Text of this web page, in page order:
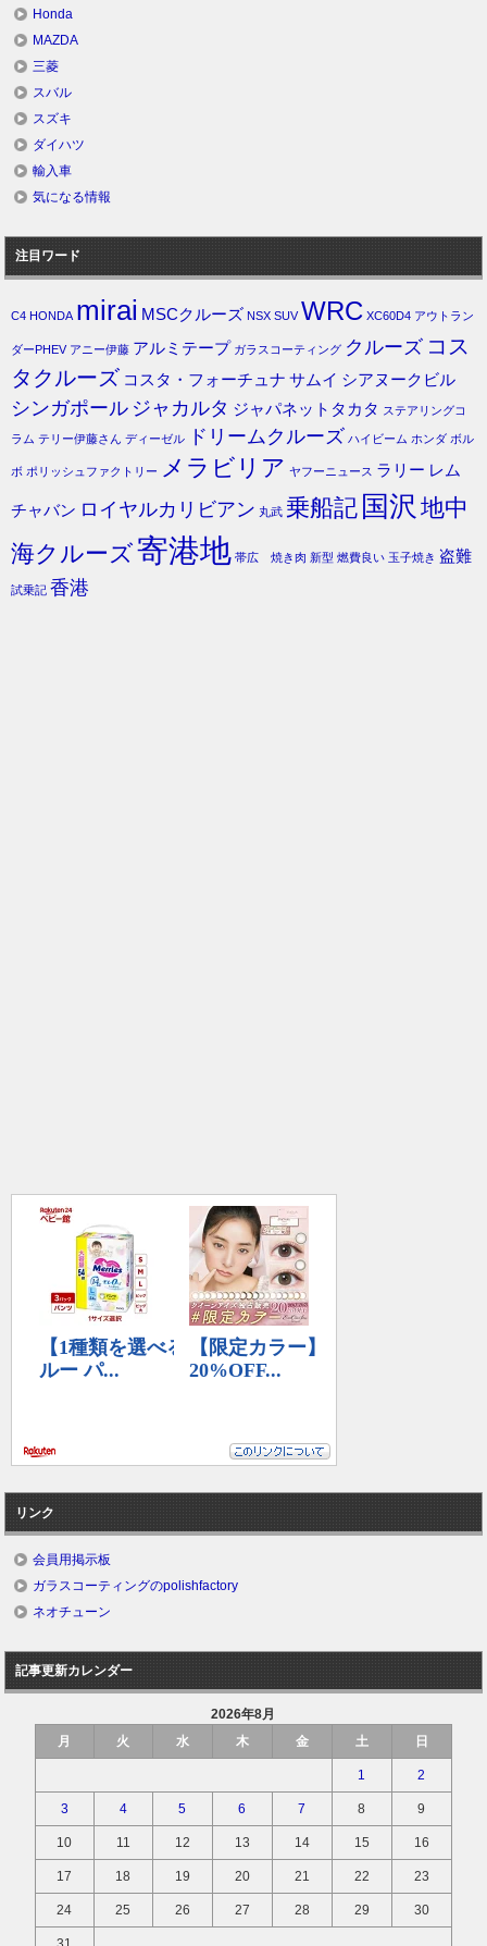
Honda
MAZDA
三菱
スバル
スズキ
ダイハツ
輸入車
気になる情報
注目ワード
C4 HONDA mirai MSCクルーズ NSX SUV WRC XC60D4 アウトラン
ダーPHEV アニー伊藤 アルミテープ ガラスコーティング クルーズ コス
タクルーズ コスタ・フォーチュナ サムイ シアヌークビル
シンガポール ジャカルタ ジャパネットタカタ ステアリングコ
ラム テリー伊藤さん ディーゼル ドリームクルーズ ハイビーム ホンダ ボル
ボ ポリッシュファクトリー メラビリア ヤフーニュース ラリー レム
チャバン ロイヤルカリビアン 丸武 乗船記 国沢 地中
海クルーズ寄港地 帯広 焼き肉 新型 燃費良い 玉子焼き 盗難
試乗記 香港
リンク
会員用掲示板
ガラスコーティングのpolishfactory
ネオチューン
記事更新カレンダー
2026年8月
月
火 水 木 金 土 日
1 2
3 4 5 6 7 8 9
10 11 12 13 14 15 16
17 18 19 20 21 22 23
24 25 26 27 28 29 30